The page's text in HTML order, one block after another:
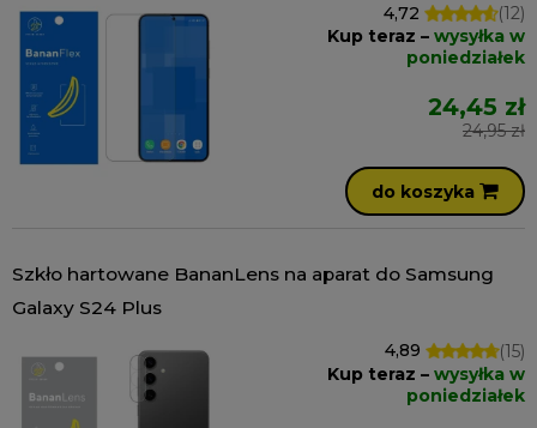
4,72
(12)
Kup teraz – wysyłka w
poniedziałek
24,45 zł
24,95 zł
do koszyka
Szkło hartowane BananLens na aparat do Samsung
Galaxy S24 Plus
4,89
(15)
Kup teraz – wysyłka w
poniedziałek